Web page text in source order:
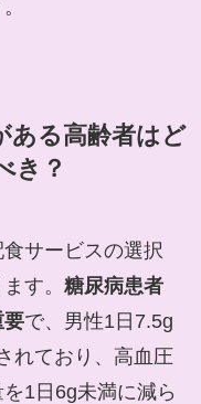
ある高齢者はど
き？
サービスの選択
す。 糖尿病患者
要で、男性1日7.5g
れており、高血圧
1日6g未満に減ら